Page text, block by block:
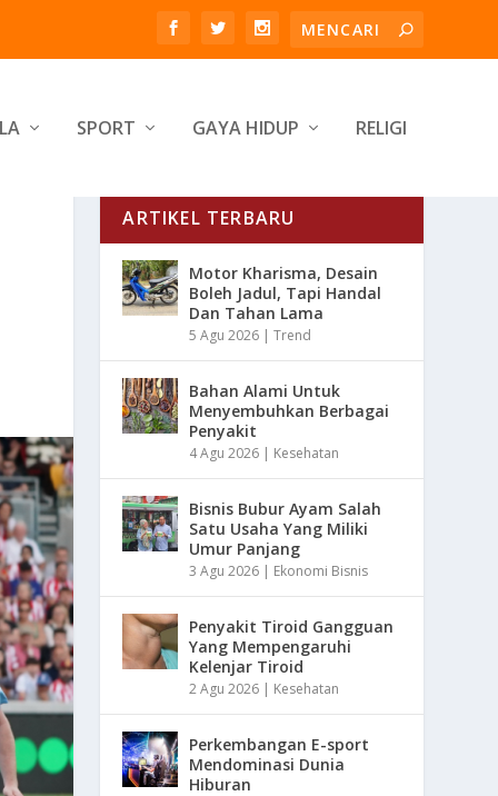
SPORT GAYA HIDUP RELIGI
ARTIKEL TERBARU
Motor Kharisma, Desain
Boleh Jadul, Tapi Handal
Dan Tahan Lama
5 Agu 2026 |Trend
Bahan Alami Untuk
Menyembuhkan Berbagai
Penyakit
4 Agu 2026 | Kesehatan
Bisnis Bubur Ayam Salah
Satu Usaha Yang Miliki
Umur Panjang
3 Agu 2026 | Ekonomi Bisnis
Penyakit Tiroid Gangguan
Yang Mempengaruhi
Kelenjar Tiroid
2 Agu 2026 | Kesehatan
Perkembangan E-sport
Mendominasi Dunia
Hiburan